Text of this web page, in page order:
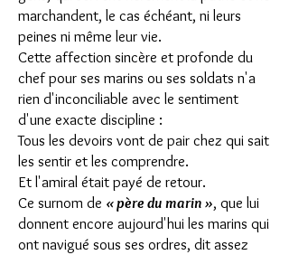
marchandent, le cas échéant, ni leurs
peines ni même leur vie.
Cette affection sincère et profonde du
chef pour ses marins ou ses soldats n'a
rien d'inconciliable avec le sentiment
d'une exacte discipline :
Tous les devoirs vont de pair chez qui sait
les sentir et les comprendre.
Et l'amiral était payé de retour.
Ce surnom de « père du marin », que lui
donnent encore aujourd'hui les marins qui
ont navigué sous ses ordres, dit assez